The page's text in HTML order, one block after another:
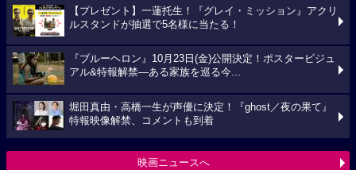
【プレゼント】一蓮托生！『グレイ・ミッション』アクリ
ルスタンドが抽選で5名様に当たる！
『ブルーヘロン』10月23日(金)公開決定！ポスタービジュ
アル&特報解禁―ある家族を巡る今...
堀田真由・高橋一生が声優に決定！『ghost／夜の果て』
特報映像解禁、コメントも到着
映画ニュースへ